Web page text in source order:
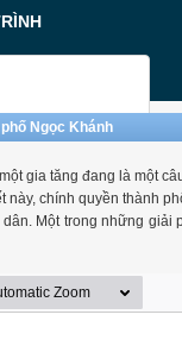
Ngọc Khánh
gia tăng đang là một
chính quyền thành
Một trong những giải